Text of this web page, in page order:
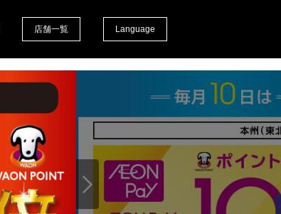
店舗一覧 Language